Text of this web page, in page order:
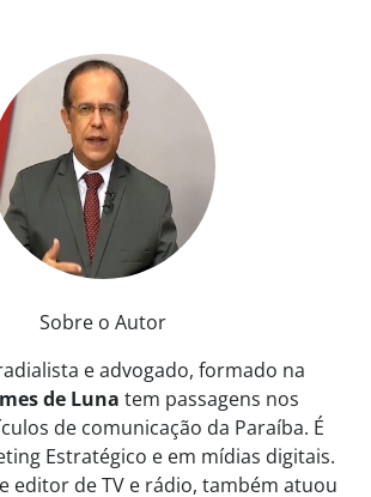
Sobre o Autor
e advogado, formado na
de Luna tem passagens nos
de comunicação da Paraíba. É
Estratégico e em mídias digitais.
editor de TV e rádio, também atuou